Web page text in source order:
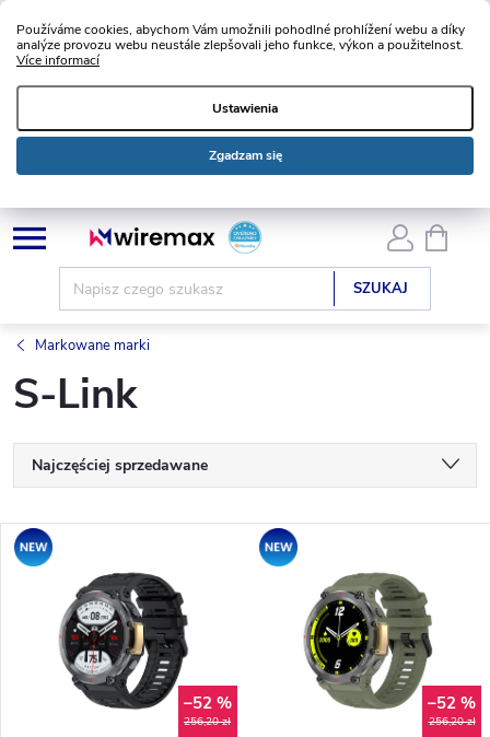
Používáme cookies, abychom Vám umožnili pohodlné prohlížení webu a díky
analýze provozu webu neustále zlepšovali jeho funkce, výkon a použitelnost.
Více informací
Ustawienia
Zgadzam się
Przejść
do
SZUKAJ
Markowane marki
S-Link
S
o
r
Najczęściej sprzedawane
Najdroższe
Alfabetycznie
L
Promocja
256,20 zł
–52 %
Promocja
256,20 zł
–52 %